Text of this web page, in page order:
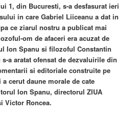
1, din Bucuresti, s-a desfasurat ieri
in care Gabriel Liiceanu a dat in
ce ziarul nostru a publicat mai
om de afaceri era acuzat de
Ion Spanu si filozoful Constantin
a aratat ofensat de dezvaluirile din
si editoriale construite pe
cerut daune morale de cate
Ion Spanu, directorul ZIUA
Victor Roncea.